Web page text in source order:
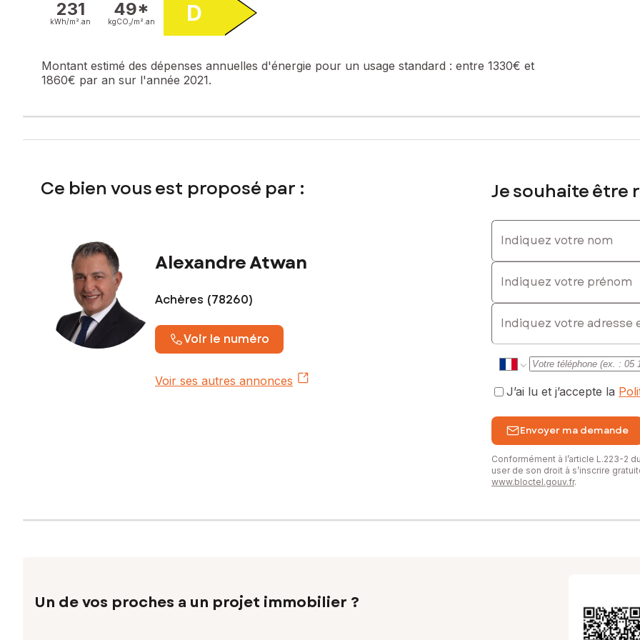
Les informations sur les risques auxquels ce bien est exposé sont disponibles sur le site Géorisques : www.georisques.gouv.fr
Contactez votre conseiller SAFTI : Alexandre ATWAN, Tél. : 06 18 03 02 90, E-mail : alexandre.atwan@safti.fr - EI - Agent
231
kWh/m². an
49*
kgCO₂/m². an D
Montant estimé des dépenses annuelles d'énergie pour un usage standard : entre 1330€ et
1860€ par an sur l'année 2021.
Ce bien vous est proposé par :
Alexandre Atwan
Achères (78260)
Voir le numéro
Voir ses autres annonces
Je souhaite être
Indiquez votre nom
Indiquez votre prénom
E-mail
J’ai lu et j’accepte la
Envoyer ma demande
Conformément à l’article L.223-2
user de son droit à s’inscrire
www.bloctel.gouv.fr.
Un de vos proches a un projet immobilier ?